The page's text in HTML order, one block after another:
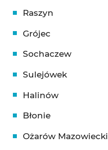
Raszyn
Grójec
Sochaczew
Sulejówek
Halinów
Błonie
Ożarów Mazowiecki